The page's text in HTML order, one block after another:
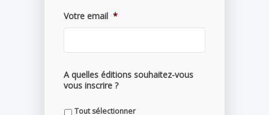
Votre email *
A quelles éditions souhaitez-vous
vous inscrire ?
Tout sélectionner